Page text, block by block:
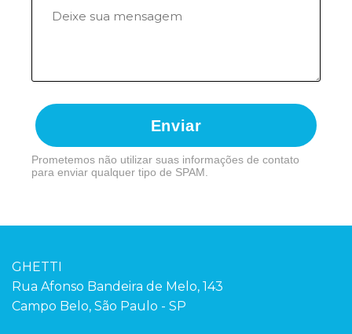
Enviar
Prometemos não utilizar suas informações de contato
para enviar qualquer tipo de SPAM.
GHETTI
Rua Afonso Bandeira de Melo, 143
Campo Belo, São Paulo - SP